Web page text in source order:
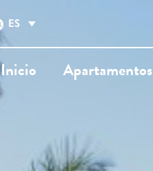
ES
Inicio
Apartamentos